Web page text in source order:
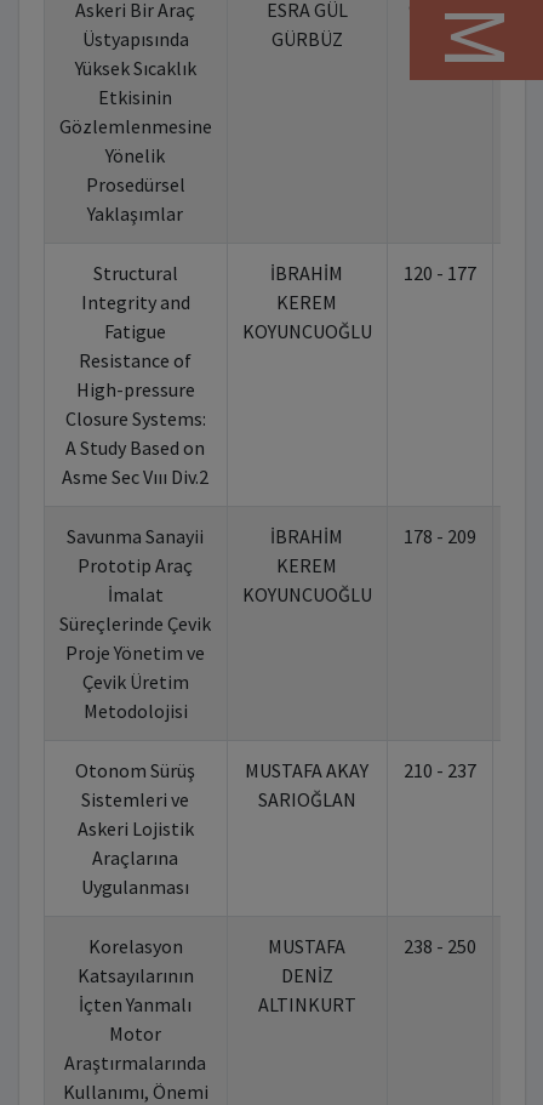
Askeri Bir Araç
Üstyapısında
Yüksek Sıcaklık
Etkisinin
Gözlemlenmesine
Yönelik
Prosedürsel
Yaklaşımlar
ESRA GÜL
GÜRBÜZ
97 - 119
Structural
Integrity and
Fatigue
Resistance of
High-pressure
Closure Systems:
A Study Based on
Asme Sec Vııı Div.2
İBRAHİM
KEREM
KOYUNCUOĞLU
120 - 177
Savunma Sanayii
Prototip Araç
İmalat
Süreçlerinde Çevik
Proje Yönetim ve
Çevik Üretim
Metodolojisi
İBRAHİM
KEREM
KOYUNCUOĞLU
178 - 209
Otonom Sürüş
Sistemleri ve
Askeri Lojistik
Araçlarına
Uygulanması
MUSTAFA AKAY
SARIOĞLAN
210 - 237
Korelasyon
Katsayılarının
İçten Yanmalı
Motor
Araştırmalarında
Kullanımı, Önemi
MUSTAFA
DENİZ
ALTINKURT
238 - 250